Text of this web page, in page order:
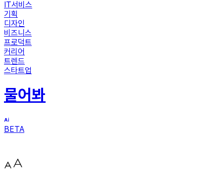
IT서비스
기획
디자인
비즈니스
프로덕트
커리어
트렌드
스타트업
물어봐
BETA